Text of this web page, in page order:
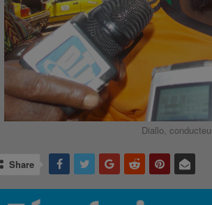
Diallo,
Share